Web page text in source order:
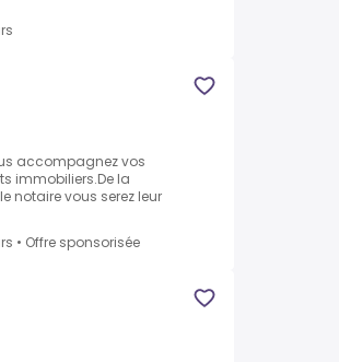
accompagnez vos
immobiliers.De la
notaire vous serez leur
• Offre sponsorisée